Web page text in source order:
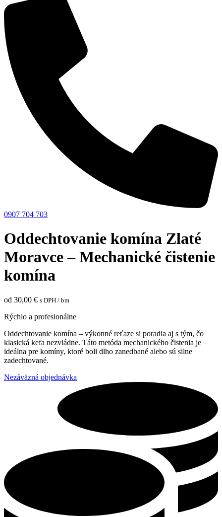
0907 704 703
Oddechtovanie komína Zlaté
Moravce – Mechanické čistenie
komína
od 30,00 € s DPH / bm
Rýchlo a profesionálne
Oddechtovanie komína – výkonné reťaze si poradia aj s tým, čo
klasická kefa nezvládne. Táto metóda mechanického čistenia je
ideálna pre komíny, ktoré boli dlho zanedbané alebo sú silne
zadechtované.
Nezáväzná objednávka